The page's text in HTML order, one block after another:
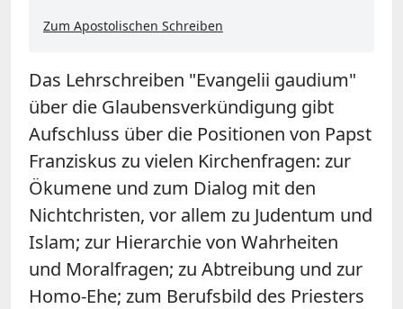
Zum Apostolischen Schreiben
Das Lehrschreiben "Evangelii gaudium"
über die Glaubensverkündigung gibt
Aufschluss über die Positionen von Papst
Franziskus zu vielen Kirchenfragen: zur
Ökumene und zum Dialog mit den
Nichtchristen, vor allem zu Judentum und
Islam; zur Hierarchie von Wahrheiten
und Moralfragen; zu Abtreibung und zur
Homo-Ehe; zum Berufsbild des Priesters